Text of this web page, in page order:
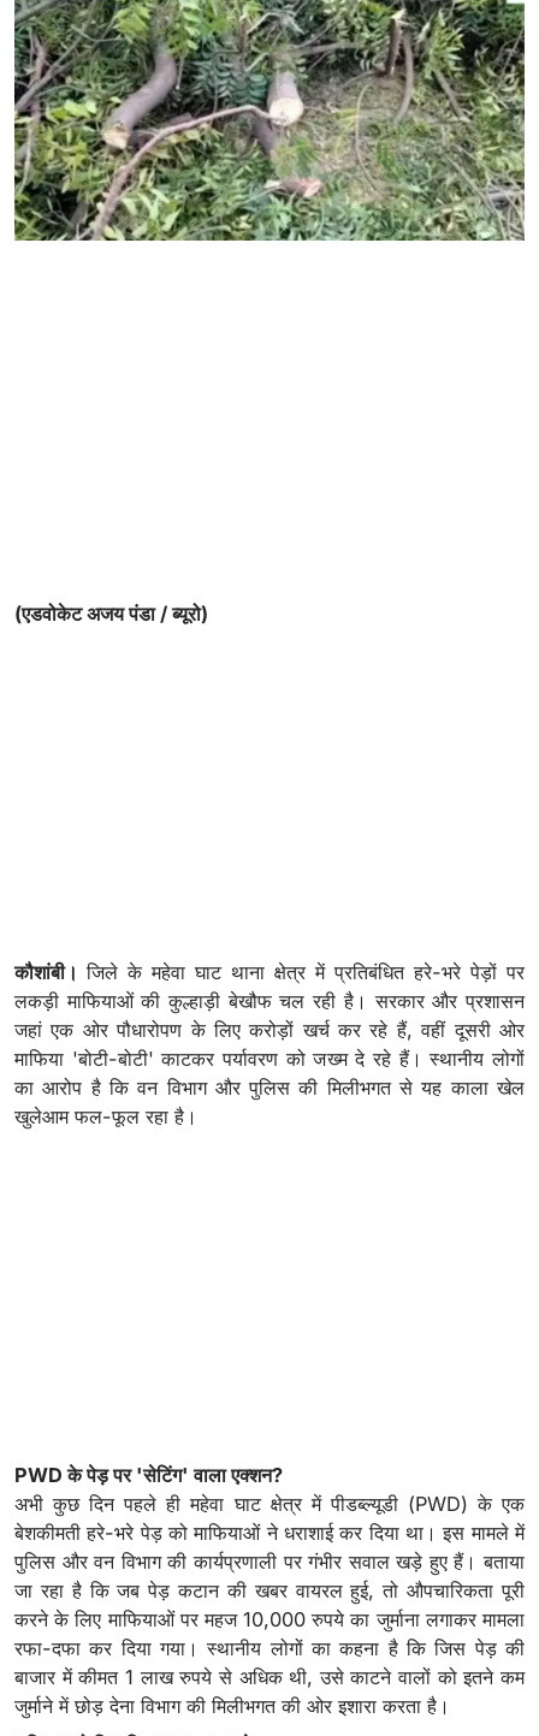
(एडवोकेट अजय पंडा / ब्यूरो)
कौशांबी।जिले के महेवा घाट थाना क्षेत्र में प्रतिबंधित हरे-भरे पेड़ों पर
लकड़ी माफियाओं की कुल्हाड़ी बेखौफ चल रही है। सरकार और प्रशासन
जहां एक ओर पौधारोपण के लिए करोड़ों खर्च कर रहे हैं, वहीं दूसरी ओर
माफिया 'बोटी-बोटी' काटकर पर्यावरण को जख्म दे रहे हैं। स्थानीय लोगों
का आरोप है कि वन विभाग और पुलिस की मिलीभगत से यह काला खेल
खुलेआम फल-फूल रहा है।
PWD के पेड़ पर 'सेटिंग' वाला एक्शन?
अभी कुछ दिन पहले ही महेवा घाट क्षेत्र में पीडब्ल्यूडी (PWD) के एक
बेशकीमती हरे-भरे पेड़ को माफियाओं ने धराशाई कर दिया था। इस मामले में
पुलिस और वन विभाग की कार्यप्रणाली पर गंभीर सवाल खड़े हुए हैं। बताया
जा रहा है कि जब पेड़ कटान की खबर वायरल हुई, तो औपचारिकता पूरी
करने के लिए माफियाओं पर महज 10,000 रुपये का जुर्माना लगाकर मामला
रफा-दफा कर दिया गया। स्थानीय लोगों का कहना है कि जिस पेड़ की
बाजार में कीमत 1 लाख रुपये से अधिक थी, उसे काटने वालों को इतने कम
जुर्माने में छोड़ देना विभाग की मिलीभगत की ओर इशारा करता है।